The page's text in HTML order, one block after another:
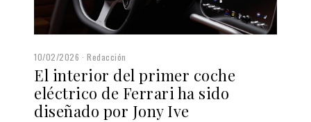
10/02/2026 Redacción
El interior del primer coche
eléctrico de Ferrari ha sido
diseñado por Jony Ive